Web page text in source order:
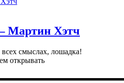
Мартин Хэтч
смыслах, лошадка!